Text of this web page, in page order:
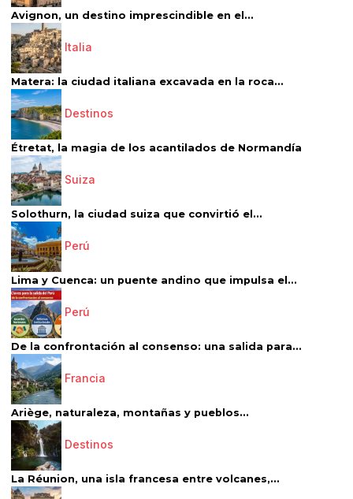
Avignon, un destino imprescindible en el...
Italia
Matera: la ciudad italiana excavada en la roca...
Destinos
Étretat, la magia de los acantilados de Normandía
Suiza
Solothurn, la ciudad suiza que convirtió el...
Perú
Lima y Cuenca: un puente andino que impulsa el...
Perú
De la confrontación al consenso: una salida para...
Francia
Ariège, naturaleza, montañas y pueblos...
Destinos
La Réunion, una isla francesa entre volcanes,...